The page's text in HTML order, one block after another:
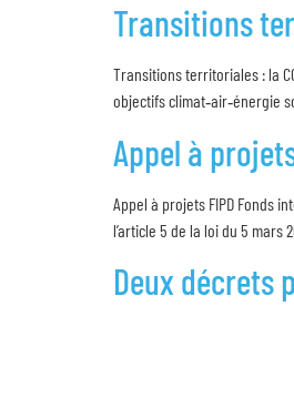
Transitions
Transitions territoriales : la
objectifs climat‑air‑énergie
Appel à
Appel à projets FIPD Fonds
l’article 5 de la loi du 5
Deux décrets